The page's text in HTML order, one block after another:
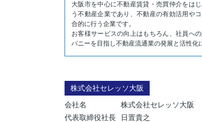
大阪市を中心に不動産賃貸・売買仲介をは
う不動産企業であり、不動産の有効活用や
合的に行う企業です。
お客様サービスの向上はもちろん、社員へ
パニーを目指し不動産流通業の発展と活性化
株式会社セレッソ大阪
会社名
株式会社セレッソ大阪
代表取締役社長
日置貴之